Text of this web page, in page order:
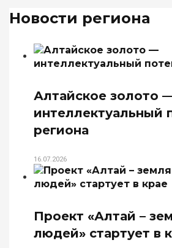
Новости региона
Алтайское золото
интеллектуальный
региона
16.07.2026
Проект «Алтай –
людей» стартует в